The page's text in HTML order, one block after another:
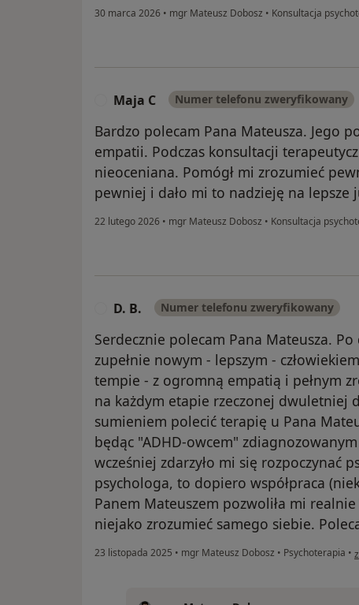
30 marca 2026 • mgr Mateusz Dobosz • Konsultacja
Maja C Numer telefonu zweryfikowany
Bardzo polecam Pana Mateusza. Jego
empatii. Podczas konsultacji
nieoceniana. Pomógł mi zrozumieć
pewniej i dało mi to nadzieję na lepsze
22 lutego 2026 • mgr Mateusz Dobosz • Konsultacja
D. B. Numer telefonu zweryfikowany
Serdecznie polecam Pana Mateusza.
zupełnie nowym - lepszym -
tempie - z ogromną empatią i pełnym
na każdym etapie rzeczonej dwuletniej
sumieniem polecić terapię u Pana
będąc "ADHD-owcem"
wcześniej zdarzyło mi się rozpoczynać
psychologa, to dopiero współpraca
Panem Mateuszem pozwoliła mi
niejako zrozumieć samego siebie.
23 listopada 2025 • mgr Mateusz Dobosz • Psychoterapia •